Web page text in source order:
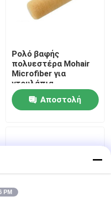
Ρολό βαφής
πολυεστέρα Mohair
Microfiber για
ντουλάπια
Αποστολή
PM